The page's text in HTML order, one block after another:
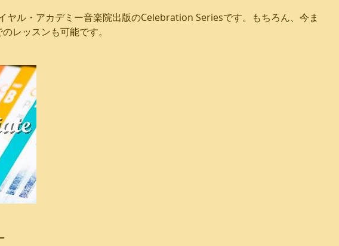
ヤル・アカデミー音楽院出版のCelebration Seriesです。もちろん、今ま
レッスンも可能です。